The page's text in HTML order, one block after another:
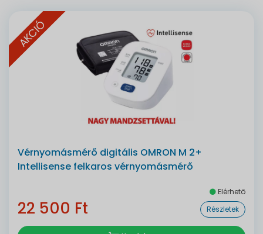
AKCIÓ
Vérnyomásmérő digitális OMRON M 2+
Intellisense felkaros vérnyomásmérő
Elérhető
22 500 Ft Részletek